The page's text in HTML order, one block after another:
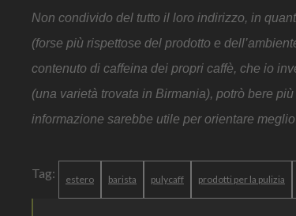
Non condivido del tutto il loro indirizzo, in
(forse più rispettose del prodotto e
contenuto di caffeina dei propri caffè, che io
(una varietà trovata in Birmania), potrò bere
informazione sarebbe utile per orientare
Tag: estero barista pulycaff prodotti per la pulizia